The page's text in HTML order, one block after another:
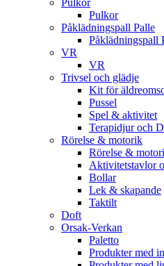
Pulkor
Påklädningspall Palle
Påklädningspall
VR
VR
Trivsel och glädje
Kit för
Pussel
Spel & aktivitet
Terapidjur och
Rörelse & motorik
Rörelse &
Aktivitetstavlor
Bollar
Lek & skapande
Taktilt
Doft
Orsak-Verkan
Paletto
Produkter med